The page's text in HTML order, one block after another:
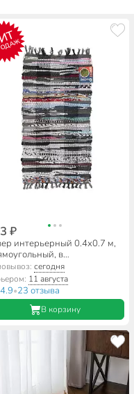
₽
интерьерный 0.4х0.7 м,
в
хлопковый, 6020
сегодня
11 августа
4.9•23 отзыва
В корзину